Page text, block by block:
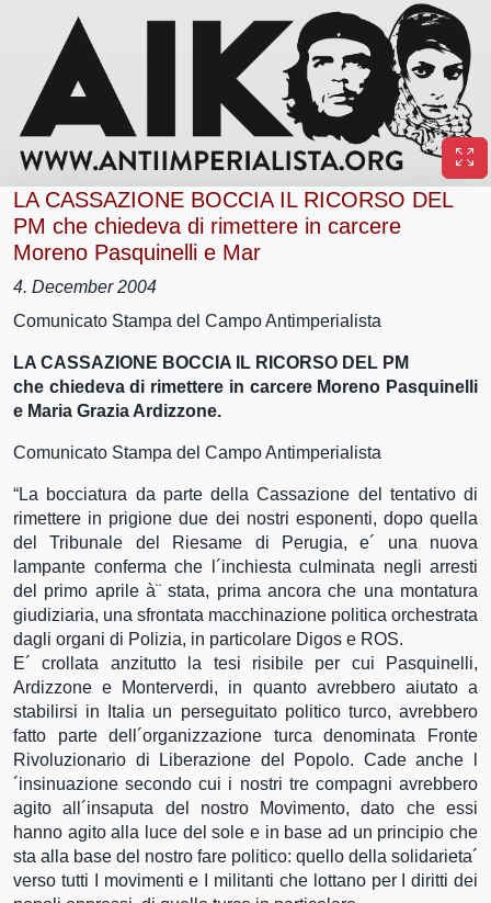
LA CASSAZIONE BOCCIA IL RICORSO DEL
PM che chiedeva di rimettere in carcere
Moreno Pasquinelli e Mar
4. December 2004
Comunicato Stampa del Campo Antimperialista
LA CASSAZIONE BOCCIA IL RICORSO DEL PM
che chiedeva di rimettere in carcere Moreno Pasquinelli
e Maria Grazia Ardizzone.
Comunicato Stampa del Campo Antimperialista
“La bocciatura da parte della Cassazione del tentativo di
rimettere in prigione due dei nostri esponenti, dopo quella
del Tribunale del Riesame di Perugia, e´ una nuova
lampante conferma che l´inchiesta culminata negli arresti
del primo aprile à¨ stata, prima ancora che una montatura
giudiziaria, una sfrontata macchinazione politica orchestrata
dagli organi di Polizia, in particolare Digos e ROS.
E´ crollata anzitutto la tesi risibile per cui Pasquinelli,
Ardizzone e Monterverdi, in quanto avrebbero aiutato a
stabilirsi in Italia un perseguitato politico turco, avrebbero
fatto parte dell´organizzazione turca denominata Fronte
Rivoluzionario di Liberazione del Popolo. Cade anche l
´insinuazione secondo cui i nostri tre compagni avrebbero
agito all´insaputa del nostro Movimento, dato che essi
hanno agito alla luce del sole e in base ad un principio che
sta alla base del nostro fare politico: quello della solidarieta´
verso tutti I movimenti e I militanti che lottano per I diritti dei